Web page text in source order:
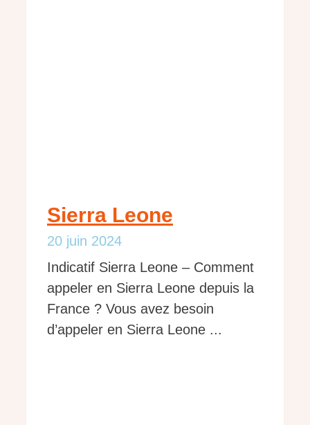
Sierra Leone
20 juin 2024
Indicatif Sierra Leone – Comment
appeler en Sierra Leone depuis la
France ? Vous avez besoin
d’appeler en Sierra Leone ...